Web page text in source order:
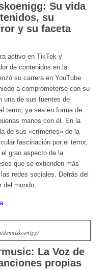
Su vida
su
y su faceta
activo en TikTok y
de contenidos en la
su carrera en YouTube
a comprometerse con su
una de sus fuentes de
terror, ya sea en forma de
manos con él. En la
de sus «crímenes» de la
fascinación por el terror,
gran aspecto de la
que se extienden más
redes sociales. Detrás del
del mundo.
denniskoenigg/
La Voz de
propias